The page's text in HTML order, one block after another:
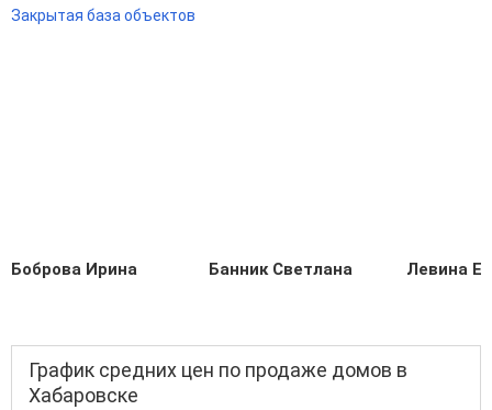
Закрытая база объектов
Боброва Ирина Банник Светлана Левина
График средних цен по продаже домов в
Хабаровске